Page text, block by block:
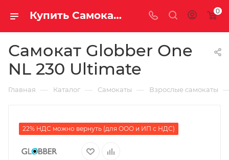
Купить Самокат Globber One NL 230 Ultimate за рублей, а со скидкой 14 460 руб. 0
Самокат Globber One
NL 230 Ultimate
Главная — Каталог — Самокаты — Взрослые самокаты
22% НДС можно вернуть (для ООО и ИП с НДС)